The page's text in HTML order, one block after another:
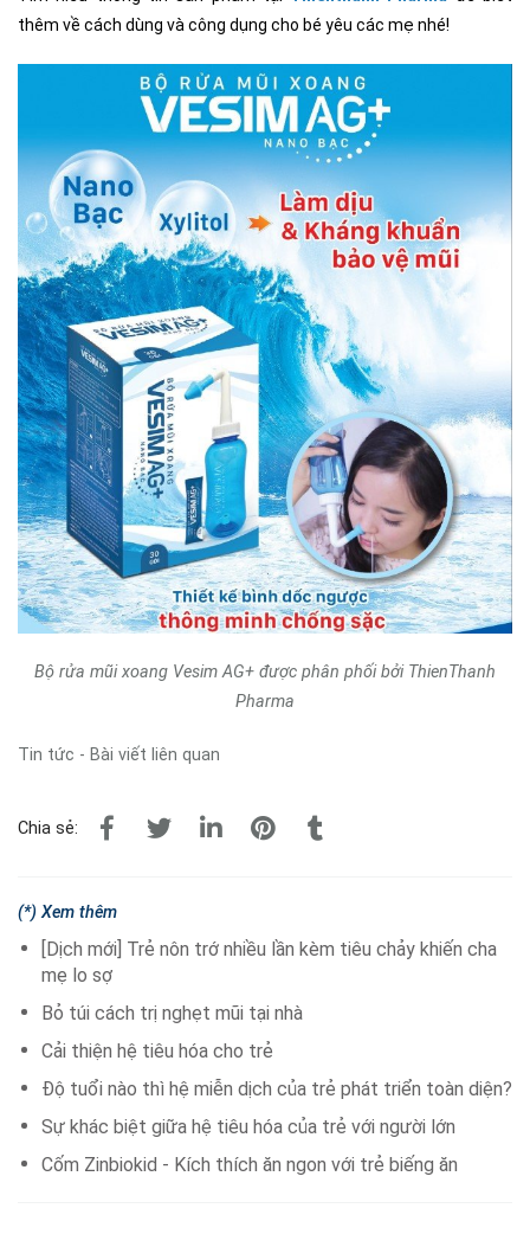
thêm về cách dùng và công dụng cho bé yêu các mẹ nhé!
Bộ rửa mũi xoang Vesim AG+ được phân phối bởi ThienThanh
Pharma
Tin tức - Bài viết liên quan
Chia sẻ:
(*) Xem thêm
[Dịch mới] Trẻ nôn trớ nhiều lần kèm tiêu chảy khiến cha
mẹ lo sợ
Bỏ túi cách trị nghẹt mũi tại nhà
Cải thiện hệ tiêu hóa cho trẻ
Độ tuổi nào thì hệ miễn dịch của trẻ phát triển toàn diện?
Sự khác biệt giữa hệ tiêu hóa của trẻ với người lớn
Cốm Zinbiokid - Kích thích ăn ngon với trẻ biếng ăn